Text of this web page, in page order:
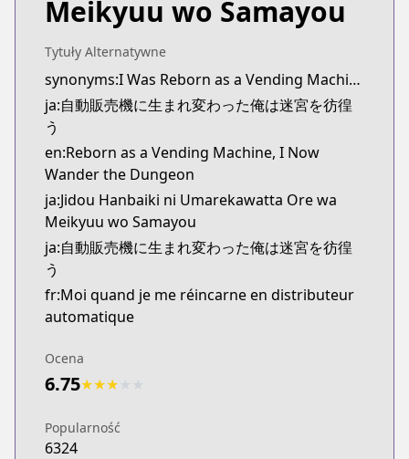
MangaUpdates
MangaUpdates
https://www.mangaupdates.com/
novelUpdates
novelUpdates
https://www.novelupdates.com/series/i-
Book☆Walker
https://bookwalker.jp/series/347584/list
Official English
Official English
https://yenpress.com/9781975342159/reborn-
Meikyuu wo Samayou
Tytuły Alternatywne
synonyms:I Was Reborn as a Vending Machine, Wandering in the Dungeon,I Reincarnated Into a Vending Machine
ja:自動販売機に生まれ変わった俺は迷宮を彷徨
う
en:Reborn as a Vending Machine, I Now
Wander the Dungeon
ja:Jidou Hanbaiki ni Umarekawatta Ore wa
Meikyuu wo Samayou
ja:自動販売機に生まれ変わった俺は迷宮を彷徨
う
fr:Moi quand je me réincarne en distributeur
automatique
Ocena
6.75★★★
Popularność
6324